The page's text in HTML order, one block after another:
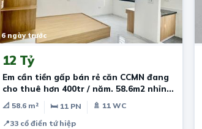
6 ngày trước
12 Tỷ
Em cần tiền gấp bán rẻ căn CCMN đang
cho thuê hơn 400tr / năm. 58.6m2 nhỉnh
12 tỷ
📐 58.6 m² 🛏 11 PN
🚿 11 WC
📍33 cổ điển tứ hiệp